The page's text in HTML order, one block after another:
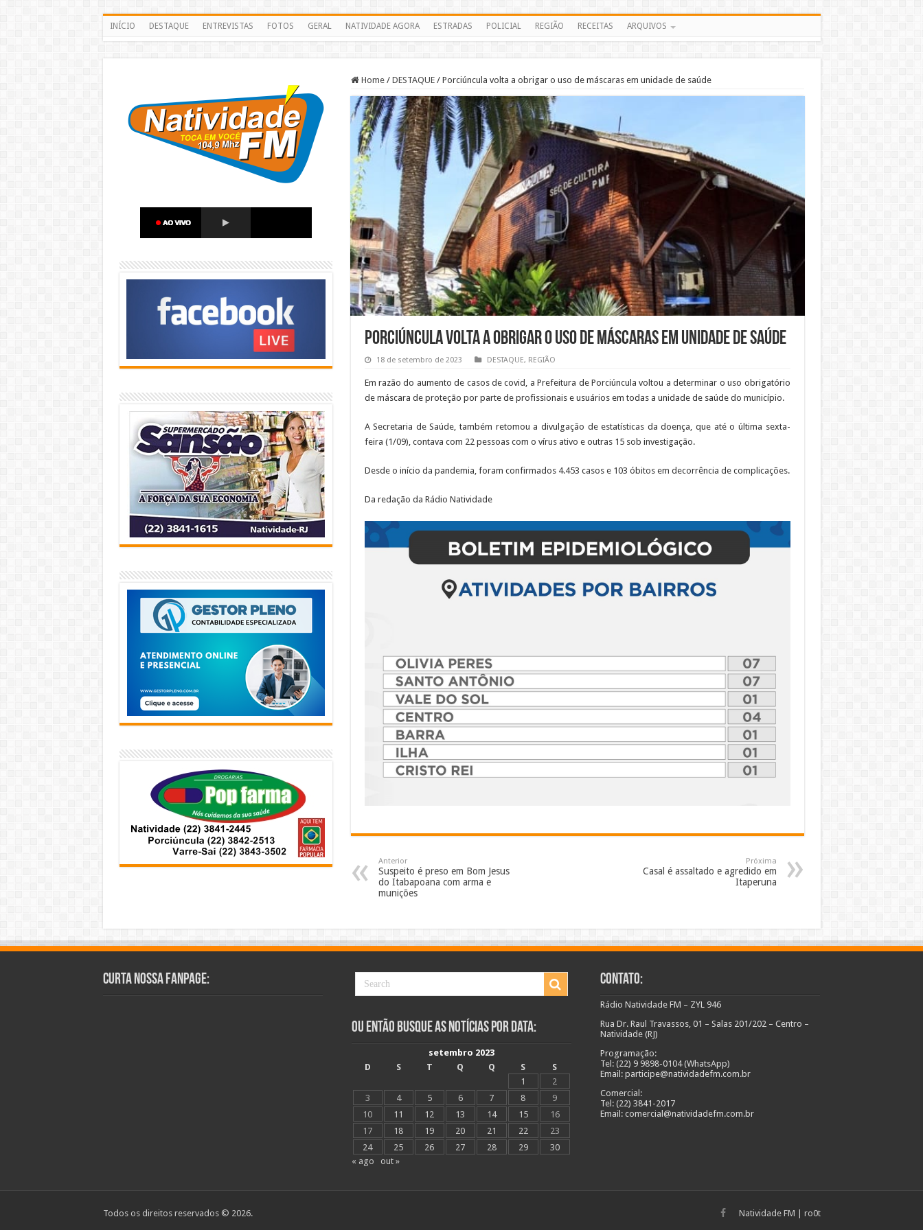
INÍCIO DESTAQUE ENTREVISTAS FOTOS GERAL NATIVIDADE AGORA ESTRADAS POLICIAL REGIÃO RECEITAS ARQUIVOS
Home / DESTAQUE / Porciúncula volta a obrigar o uso de máscaras em unidade de saúde
Porciúncula volta a obrigar o uso de máscaras em unidade de saúde
18 de setembro de 2023 DESTAQUE, REGIÃO
Em razão do aumento de casos de covid, a Prefeitura de Porciúncula voltou a determinar o uso obrigatório
de máscara de proteção por parte de profissionais e usuários em todas a unidade de saúde do município.
A Secretaria de Saúde, também retomou a divulgação de estatísticas da doença, que até o última sexta-
feira (1/09), contava com 22 pessoas com o vírus ativo e outras 15 sob investigação.
Desde o início da pandemia, foram confirmados 4.453 casos e 103 óbitos em decorrência de complicações.
Da redação da Rádio Natividade
Anterior
Suspeito é preso em Bom Jesus
do Itabapoana com arma e
munições
Próxima
Casal é assaltado e agredido em
Itaperuna
Curta Nossa Fanpage:
Ou Então Busque as Notícias Por Data:
setembro 2023
D
S T Q Q S
S
1
2
3
4 5 6 7 8
9
10
11 12 13 14 15
16
17
18 19 20 21 22
23
24
25 26 27 28 29
30
« ago
out »
Contato:
Rádio Natividade FM – ZYL 946
Rua Dr. Raul Travassos, 01 – Salas 201/202 – Centro –
Natividade (RJ)
Programação:
Tel: (22) 9 9898-0104 (WhatsApp)
Email: participe@natividadefm.com.br
Comercial:
Tel: (22) 3841-2017
Email: comercial@natividadefm.com.br
Natividade FM | ro0t
Todos os direitos reservados © 2026.